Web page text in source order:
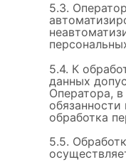
5.3.
5.4. К
данных
Оператора,
обработка
5.5.